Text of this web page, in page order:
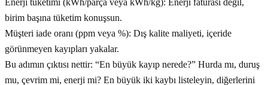
Enerji tüketimi (kWh/parça veya kWh/kg): Enerji faturası değil,
birim başına tüketim konuşsun.
Müşteri iade oranı (ppm veya %): Dış kalite maliyeti, içeride
görünmeyen kayıpları yakalar.
Bu adımın çıktısı nettir: “En büyük kayıp nerede?” Hurda mı, duruş
mu, çevrim mi, enerji mi? En büyük iki kaybı listeleyin, diğerlerini